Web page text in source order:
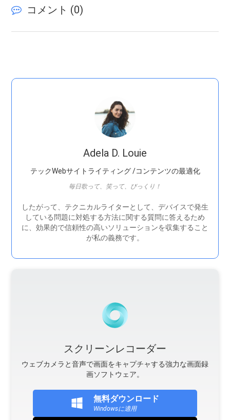
コメント (0)
Adela D. Louie
テックWebサイトライティング /コンテンツの最適化
毎日歌って、笑って、びっくり！
したがって、テクニカルライターとして、デバイスで発生
している問題に対処する方法に関する質問に答えるため
に、効果的で信頼性の高いソリューションを収集すること
が私の義務です。
スクリーンレコーダー
ウェブカメラと音声で画面をキャプチャする強力な画面録
画ソフトウェア。
無料ダウンロード
Windowsに適用